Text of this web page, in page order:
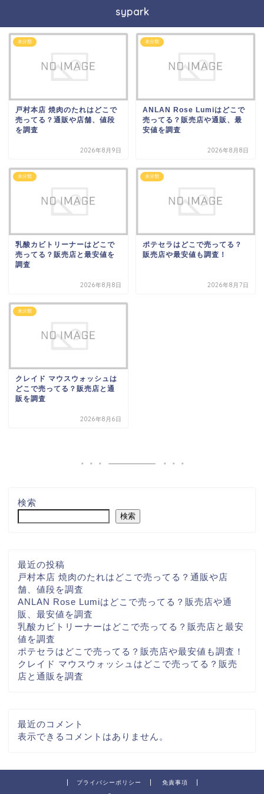
sypark
未分類
戸村本店 焼肉のたれはどこで
売ってる？通販や店舗、値段
を調査
2026年8月9日
未分類
ANLAN Rose Lumiはどこで
売ってる？販売店や通販、最
安値を調査
2026年8月8日
未分類
乳酸カビトリーナーはどこで
売ってる？販売店と最安値を
調査
2026年8月8日
未分類
ポテセラはどこで売ってる？
販売店や最安値も調査！
2026年8月7日
未分類
クレイド マウスウォッシュは
どこで売ってる？販売店と通
販を調査
2026年8月6日
検索
検索
最近の投稿
戸村本店 焼肉のたれはどこで売ってる？通販や店
舗、値段を調査
ANLAN Rose Lumiはどこで売ってる？販売店や通
販、最安値を調査
乳酸カビトリーナーはどこで売ってる？販売店と最安
値を調査
ポテセラはどこで売ってる？販売店や最安値も調査！
クレイド マウスウォッシュはどこで売ってる？販売
店と通販を調査
最近のコメント
表示できるコメントはありません。
プライバシーポリシー 免責事項